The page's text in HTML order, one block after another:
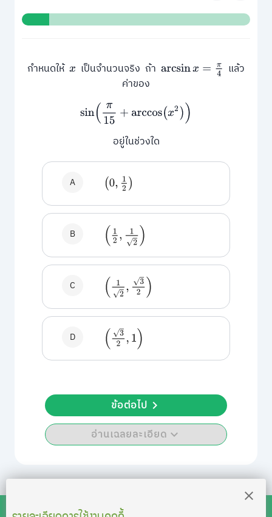
กำหนดให้ x เป็นจำนวนจริง ถ้า arcsinx=π4
แล้ว
ค่าของ
sin(π15+ arccos(x2))
อยู่ในช่วงใด
A (0,1 2)
B (12, 12)
C (12,32)
D (32,1)
อ่านเฉลยละเอียด
ข้อต่อไป